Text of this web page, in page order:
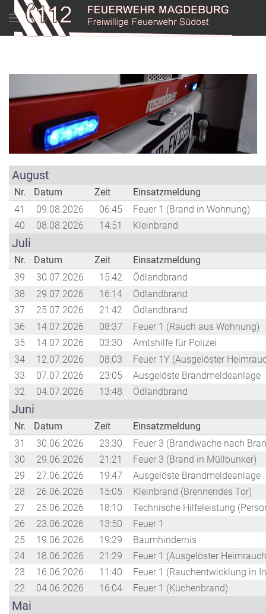
Menu
August
Nr. Datum Zeit
Einsatzmeldung
41
09.08.2026 06:45
Feuer 1 (Brand in Wohnung)
40
08.08.2026 14:51 Kleinbrand
Juli
Nr. Datum Zeit
Einsatzmeldung
39
30.07.2026 15:42
Ödlandbrand
38
29.07.2026 16:14
Ödlandbrand
37
25.07.2026 21:42
Ödlandbrand
36
14.07.2026 08:37
Feuer 1 (Rauch aus Wohnung)
35
14.07.2026 03:30
Amtshilfe für Polizei
34
12.07.2026 08:03
Feuer 1Y (Ausgelöster
33
07.07.2026 23:05
Ausgelöste Brandmeldeanlage
32
04.07.2026 13:48 Ödlandbrand
Juni
Nr. Datum Zeit
Einsatzmeldung
31
30.06.2026 23:30
Feuer 3 (Brandwache nach
30
29.06.2026 21:21
Feuer 3 (Brand in Müllbunker)
29
27.06.2026 19:47
Ausgelöste Brandmeldeanlage
28
26.06.2026 15:05
Kleinbrand (Brennendes Tor)
27
25.06.2026 18:10
Technische Hilfeleistung
26
23.06.2026 13:50
Feuer 1
25
19.06.2026 19:29
Baumhindernis
24
18.06.2026 21:29
Feuer 1 (Ausgelöster
23
16.06.2026 11:40
Feuer 1 (Rauchentwicklung in
22
04.06.2026 16:04 Feuer 1 (Küchenbrand)
Mai